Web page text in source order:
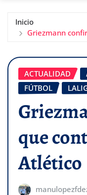
Inicio
Griezmann
ACTUALIDAD
FÚTBOL
que
Atlético